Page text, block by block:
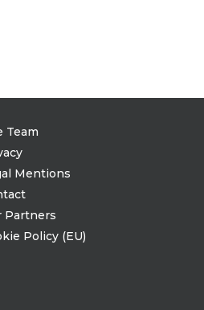
Team
Mentions
Partners
Policy (EU)